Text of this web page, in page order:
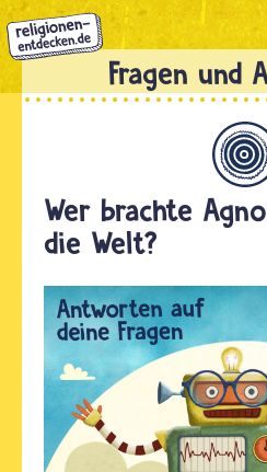
Direkt
zum
Inhalt
Wer brachte
die Welt?